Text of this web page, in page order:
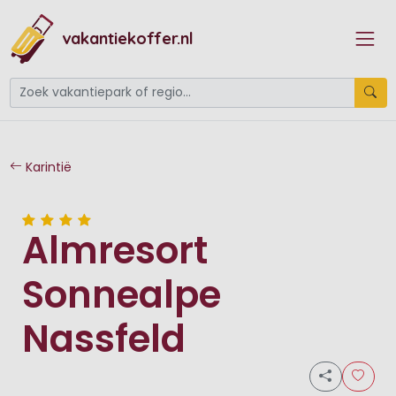
vakantiekoffer.nl
Karintië
Almresort
Sonnealpe
Nassfeld